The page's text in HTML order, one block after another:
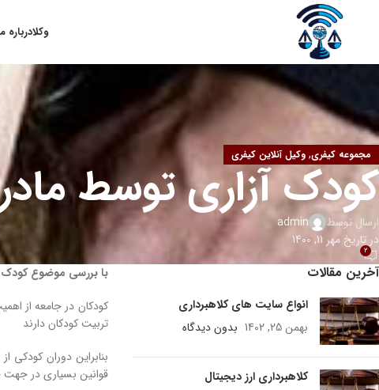
وکلادرباره
مجموعه کیفری, وکیل آنلاین کیفری
کودک آزاری توسط
ارسال توسط
admin
در تاریخ مهر 11, 1400
2
آخرین مقالات
انواع سایت های کلاهبرداری
بهمن 25, 1402
بدون دیدگاه
کلاهبرداری ارز دیجیتال
با بررسی موضوع کودک
کودکان در جامعه از
تربیت کودکان دارند
بنابراین دوران
قوانین بسیاری در جهت